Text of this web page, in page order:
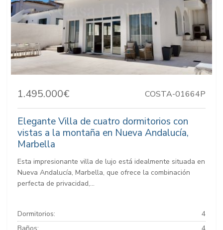
1.495.000€ COSTA-01664P
Elegante Villa de cuatro dormitorios con
vistas a la montaña en Nueva Andalucía,
Marbella
Esta impresionante villa de lujo está idealmente situada en
Nueva Andalucía, Marbella, que ofrece la combinación
perfecta de privacidad,...
Dormitorios:
4